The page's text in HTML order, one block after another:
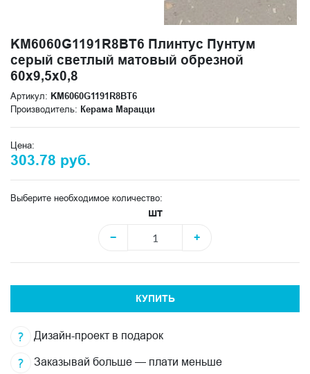
KM6060G1191R8BT6 Плинтус Пунтум
серый светлый матовый обрезной
60x9,5x0,8
Артикул: KM6060G1191R8BT6
Производитель: Керама Марацци
Цена:
303.78 руб.
Выберите необходимое количество:
шт
−
+
КУПИТЬ
Дизайн-проект в подарок
Заказывай больше — плати меньше